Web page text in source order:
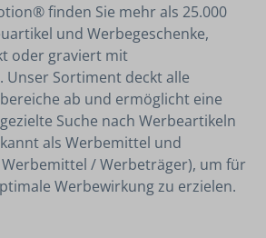
finden Sie mehr als 25.000
und Werbegeschenke,
oder graviert mit
Unser Sortiment deckt alle
ab und ermöglicht eine
Suche nach Werbeartikeln
als Werbemittel und
/ Werbeträger), um für
Werbewirkung zu erzielen.